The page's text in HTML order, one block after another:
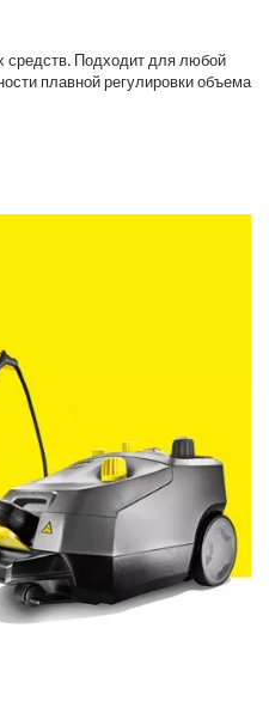
Подходит для любой
плавной регулировки объема